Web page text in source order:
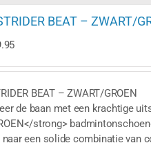
BEAT – ZWART/
Huidige
is:
€79.95.BEAT – ZWART/GROEN
de baan met een krachtige
strong>
een solide combinatie van